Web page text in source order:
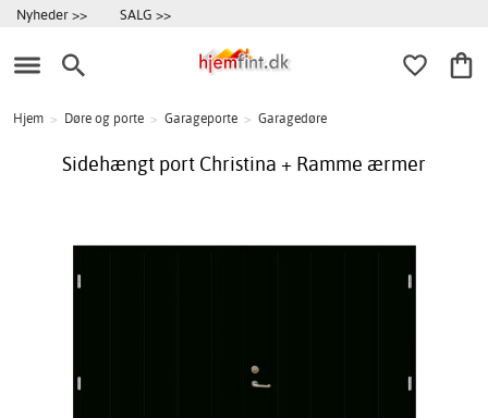
Nyheder >> SALG >>
Hjem > Døre og porte > Garageporte > Garagedøre
Sidehængt port Christina + Ramme ærmer